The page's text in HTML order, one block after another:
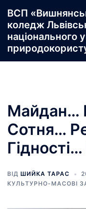
до
вмісту
ВСП
коледж
національного
Майдан…
Сотня…
ВІД ШИЙКА ТАРАС
КУЛЬТУРНО-МАСОВІ